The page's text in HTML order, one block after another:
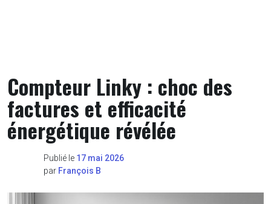
Compteur Linky : choc des
factures et efficacité
énergétique révélée
Publié le 17 mai 2026
par François B